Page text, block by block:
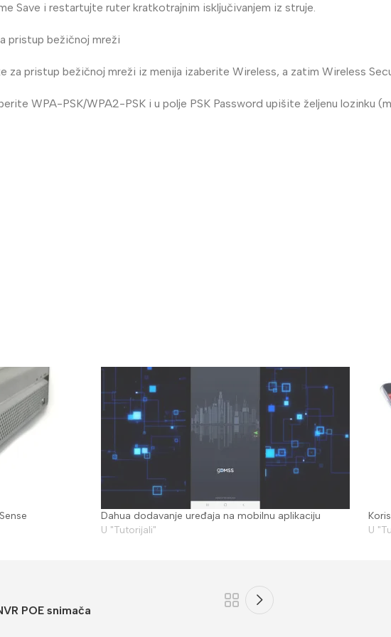
Save i restartujte ruter kratkotrajnim isključivanjem iz struje.
pristup bežičnoj mreži
za pristup bežičnoj mreži iz menija izaberite Wireless, a zatim Wireless
WPA-PSK/WPA2-PSK i u polje PSK Password upišite željenu lozinku
Dahua dodavanje uređaja na mobilnu aplikaciju
U "Tutorijali"
U
POE snimača